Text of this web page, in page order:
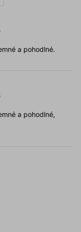
a pohodlné.
a pohodlné,